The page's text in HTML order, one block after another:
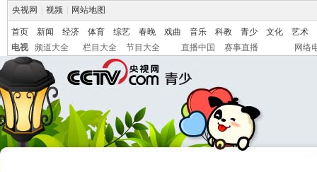
央视网 视频 网站地图
首页 新闻 经济 体育 综艺 春晚 戏曲 音乐 科教 青少 文化
艺术
电视
频道大全 栏目大全 节目大全 直播中国 赛事直播 网络